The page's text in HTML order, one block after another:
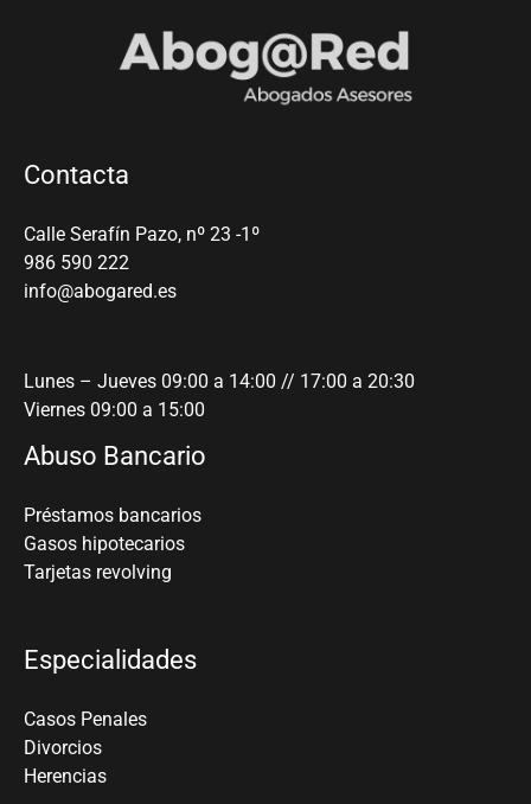
Contacta
Calle Serafín Pazo, nº 23 -1º
986 590 222
info@abogared.es
Lunes – Jueves 09:00 a 14:00 // 17:00 a 20:30
Viernes 09:00 a 15:00
Abuso Bancario
Préstamos bancarios
Gasos hipotecarios
Tarjetas revolving
Especialidades
Casos Penales
Divorcios
Herencias